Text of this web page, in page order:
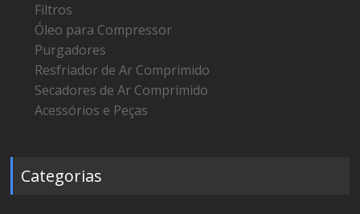
Filtros
Óleo para Compressor
Purgadores
Resfriador de Ar Comprimido
Secadores de Ar Comprimido
Acessórios e Peças
Categorias